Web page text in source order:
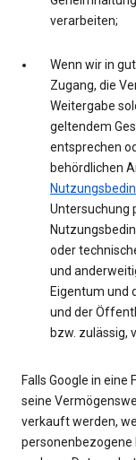
verarbeiten;
Wenn wir in
Zugang, die
Weitergabe
geltendem
entsprechen
behördlichen
Untersuchung
oder
und
Eigentum und
und der
bzw. zulässig,
Falls Google in
seine
verkauft werden,